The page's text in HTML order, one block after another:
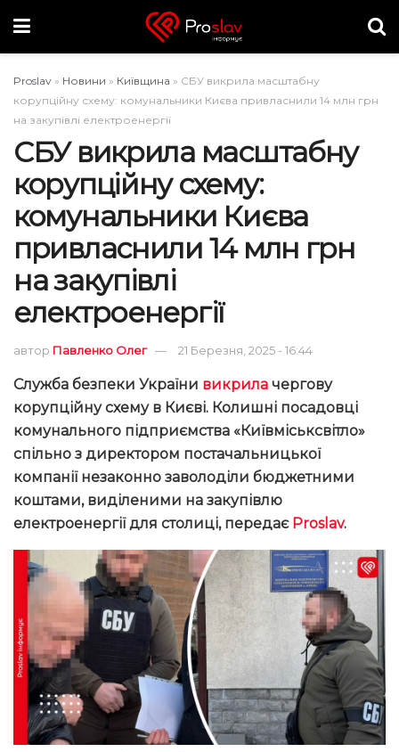
Proslav » Новини » Київщина » СБУ викрила масштабну
корупційну схему: комунальники Києва привласнили 14 млн грн
на закупівлі електроенергії
СБУ викрила масштабну
корупційну схему:
комунальники Києва
привласнили 14 млн грн
на закупівлі
електроенергії
автор Павленко Олег 21 Березня, 2025 - 16:44
Служба безпеки України викрила чергову
корупційну схему в Києві. Колишні посадовці
комунального підприємства «Київміськсвітло»
спільно з директором постачальницької
компанії незаконно заволоділи бюджетними
коштами, виділеними на закупівлю
електроенергії для столиці, передає Proslav.